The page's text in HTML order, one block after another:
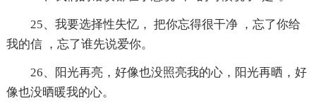
25、我要选择性失忆， 把你忘得很干净 ，忘了你给
我的信 ，忘了谁先说爱你。
26、阳光再亮，好像也没照亮我的心，阳光再晒，好
像也没晒暖我的心。